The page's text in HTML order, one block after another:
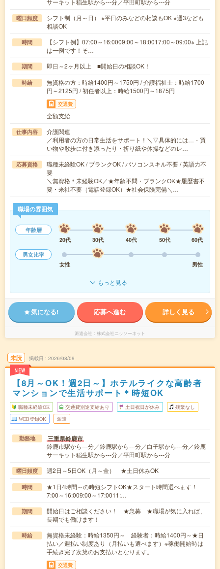
サーキット稲生駅から---分／平田町駅から---分
曜日頻度
シフト制（月～日） ※平日のみなどの相談もOK ※週3なども
相談OK
時間
【シフト例】07:00～16:0009:00～18:0017:00～09:00※ 上記
は一例です！そ…
期間 即日～2ヶ月以上 ■開始日の相談OK！
時給
無資格の方：時給1400円～1750円 / 介護福祉士：時給1700
円～2125円 / 初任者以上：時給1500円～1875円
交通費
全額支給
仕事内容
介護関連
／利用者の方の日常生活をサポート！＼▽具体的には…・買
い物や散歩に付き添ったり・折り紙や体操などのレ…
応募資格
職種未経験OK / ブランクOK / パソコンスキル不要 / 英語力不
要
＼無資格＊未経験OK／★年齢不問・ブランクOK★履歴書不
要・来社不要（電話登録OK）★社会保険完備＼…
職場の雰囲気
年齢層
20代
30代 40代 50代
60代
男女比率
女性
男性
もっと見る
気になる! 応募へ進む 詳しく見る
派遣会社 株式会社ニッソーネット
未読
NEW
掲載日 2026/08/09
【8月～OK！週2日～】ホテルライクな高齢者
マンションで生活サポート＊時短OK
職種未経験OK 交通費別途支給あり 土日祝日が休み 残業なし
WEB登録OK 派遣
勤務地 三重県鈴鹿市
鈴鹿市駅から---分／鈴鹿駅から---分／白子駅から---分／鈴鹿
サーキット稲生駅から---分／平田町駅から---分
曜日頻度 週2日～5日OK（月～金） ★土日休みOK
時間
★1日4時間～の時短シフトOK★スタート時間選べます！
7:00～16:009:00～17:0011:…
期間
開始日はご相談ください！ ★急募 ★職場が気に入れば、
長期でも働けます！
時給
無資格未経験：時給1350円～ 経験者：時給1400円～★日
払い／週払い制度あり（月払いも選べます）※稼働開始時は
手続き完了次第のお支払いとなります。
交通費